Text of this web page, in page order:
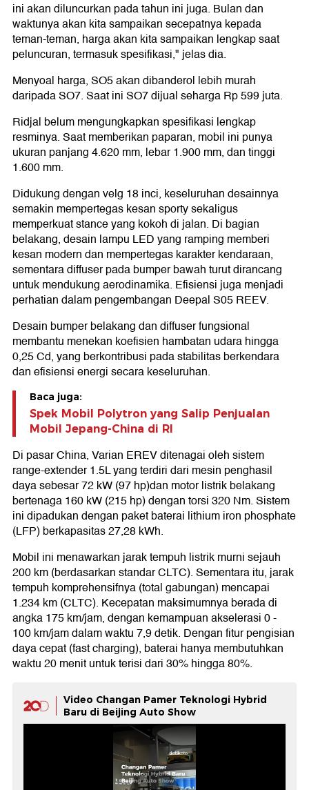
ini akan diluncurkan pada tahun ini juga. Bulan dan
waktunya akan kita sampaikan secepatnya kepada
teman-teman, harga akan kita sampaikan lengkap saat
peluncuran, termasuk spesifikasi," jelas dia.
Menyoal harga, SO5 akan dibanderol lebih murah
daripada SO7. Saat ini SO7 dijual seharga Rp 599 juta.
Ridjal belum mengungkapkan spesifikasi lengkap
resminya. Saat memberikan paparan, mobil ini punya
ukuran panjang 4.620 mm, lebar 1.900 mm, dan tinggi
1.600 mm.
Didukung dengan velg 18 inci, keseluruhan desainnya
semakin mempertegas kesan sporty sekaligus
memperkuat stance yang kokoh di jalan. Di bagian
belakang, desain lampu LED yang ramping memberi
kesan modern dan mempertegas karakter kendaraan,
sementara diffuser pada bumper bawah turut dirancang
untuk mendukung aerodinamika. Efisiensi juga menjadi
perhatian dalam pengembangan Deepal S05 REEV.
Desain bumper belakang dan diffuser fungsional
membantu menekan koefisien hambatan udara hingga
0,25 Cd, yang berkontribusi pada stabilitas berkendara
dan efisiensi energi secara keseluruhan.
Baca juga:
Spek Mobil Polytron yang Salip Penjualan
Mobil Jepang-China di RI
Di pasar China, Varian EREV ditenagai oleh sistem
range-extender 1.5L yang terdiri dari mesin penghasil
daya sebesar 72 kW (97 hp)dan motor listrik belakang
bertenaga 160 kW (215 hp) dengan torsi 320 Nm. Sistem
ini dipadukan dengan paket baterai lithium iron phosphate
(LFP) berkapasitas 27,28 kWh.
Mobil ini menawarkan jarak tempuh listrik murni sejauh
200 km (berdasarkan standar CLTC). Sementara itu, jarak
tempuh komprehensifnya (total gabungan) mencapai
1.234 km (CLTC). Kecepatan maksimumnya berada di
angka 175 km/jam, dengan kemampuan akselerasi 0 -
100 km/jam dalam waktu 7,9 detik. Dengan fitur pengisian
daya cepat (fast charging), baterai hanya membutuhkan
waktu 20 menit untuk terisi dari 30% hingga 80%.
Video Changan Pamer Teknologi Hybrid
Baru di Beijing Auto Show